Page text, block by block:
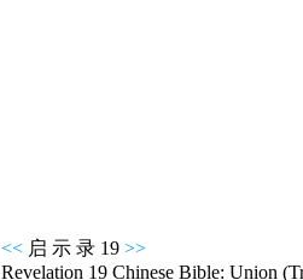
<< 启 示 录 19 >>
Revelation 19 Chinese Bible: Union